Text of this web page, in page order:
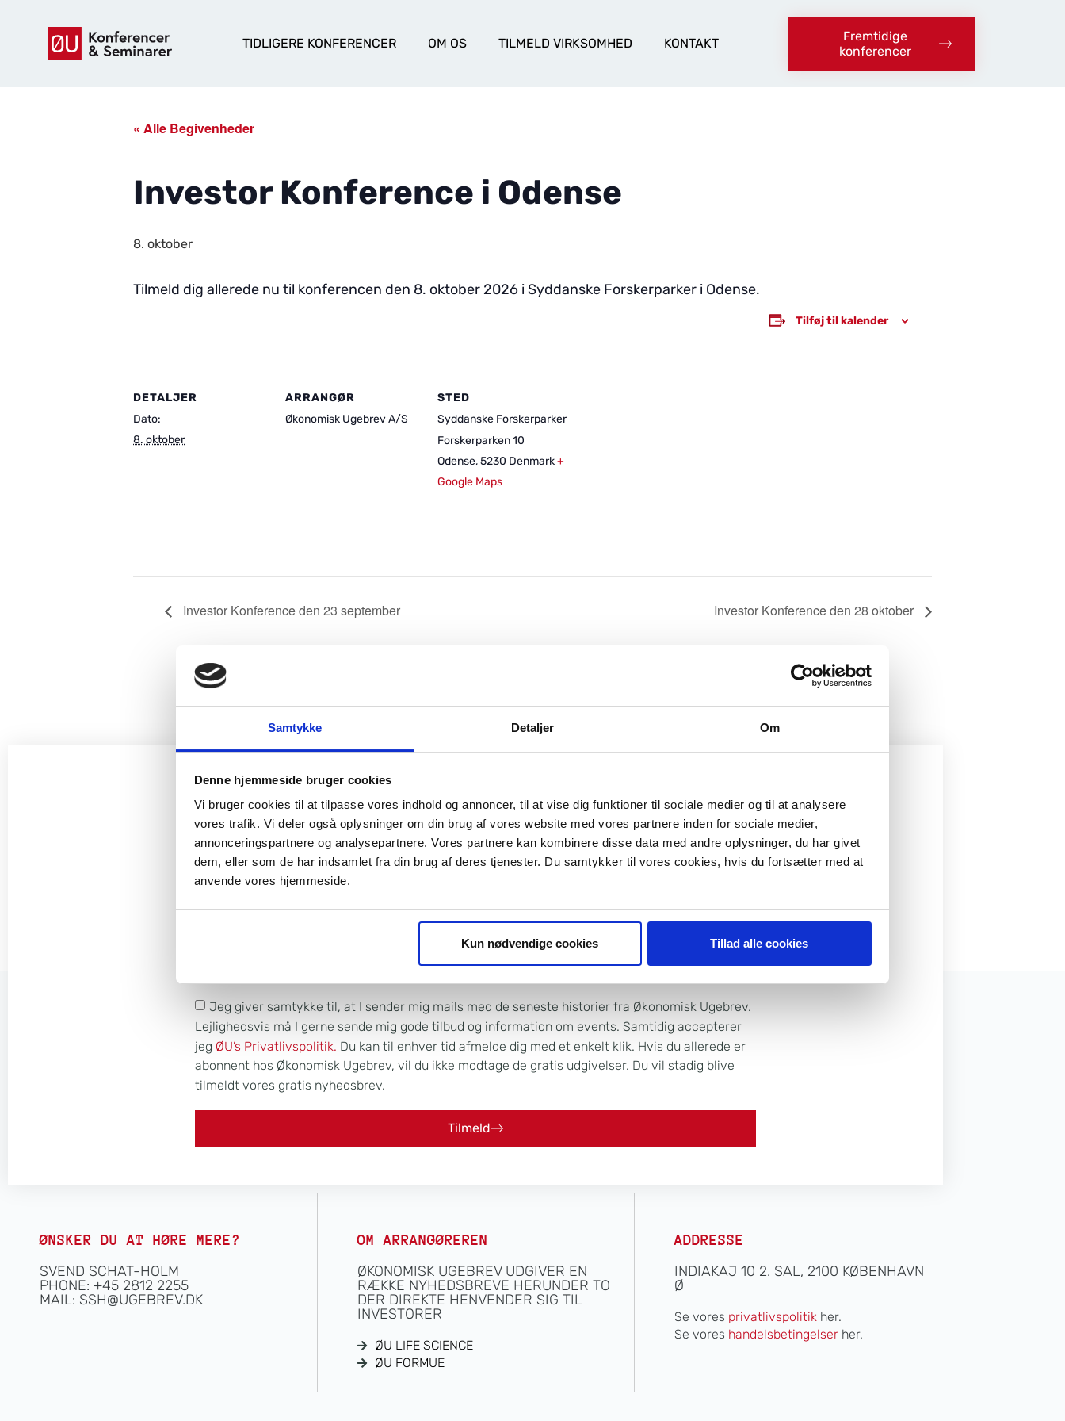
Samtykke Detaljer Om
Denne hjemmeside bruger cookies
Vi bruger cookies til at tilpasse vores indhold og annoncer, til at vise dig funktioner til sociale medier og til at analysere
vores trafik. Vi deler også oplysninger om din brug af vores website med vores partnere inden for sociale medier,
annonceringspartnere og analysepartnere. Vores partnere kan kombinere disse data med andre oplysninger, du har givet
dem, eller som de har indsamlet fra din brug af deres tjenester. Du samtykker til vores cookies, hvis du fortsætter med at
anvende vores hjemmeside.
Kun nødvendige cookies Tillad alle cookies
TIDLIGERE KONFERENCER OM OS TILMELD VIRKSOMHED KONTAKT
Fremtidige
konferencer
« Alle Begivenheder
Investor Konference i Odense
8. oktober
Tilmeld dig allerede nu til konferencen den 8. oktober 2026 i Syddanske Forskerparker i Odense.
Tilføj til kalender
DETALJER
Dato:
8. oktober
ARRANGØR
Økonomisk Ugebrev A/S
STED
Syddanske Forskerparker
Forskerparken 10
Odense,5230 Denmark+
Google Maps
Investor Konference den 23 september Investor Konference den 28 oktober
Vær blandt de første til at høre om kommende konferencer
MODTAG NYHEDER OM KOMMENDE
INVESTORKONFERENCER
Formue og ØU Life Science – helt gratis og uforpligtende.
Jeg giver samtykke til, at I sender mig mails med de seneste historier fra Økonomisk Ugebrev.
Lejlighedsvis må I gerne sende mig gode tilbud og information om events. Samtidig accepterer
jeg ØU’s Privatlivspolitik. Du kan til enhver tid afmelde dig med et enkelt klik. Hvis du allerede er
abonnent hos Økonomisk Ugebrev, vil du ikke modtage de gratis udgivelser. Du vil stadig blive
tilmeldt vores gratis nyhedsbrev.
Tilmeld
ØNSKER DU AT HØRE MERE?
SVEND SCHAT-HOLM
PHONE: +45 2812 2255
MAIL: SSH@UGEBREV.DK
OM ARRANGØREREN
ØKONOMISK UGEBREV UDGIVER EN
RÆKKE NYHEDSBREVE HERUNDER TO
DER DIREKTE HENVENDER SIG TIL
INVESTORER
ØU LIFE SCIENCE
ØU FORMUE
ADDRESSE
INDIAKAJ 10 2. SAL, 2100 KØBENHAVN
Ø
Se vores privatlivspolitik her.
Se vores handelsbetingelserher.